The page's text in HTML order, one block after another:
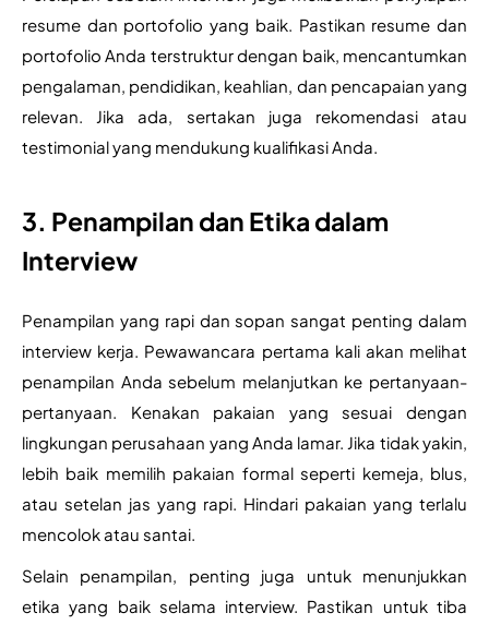
resume dan portofolio yang baik. Pastikan resume dan
portofolio Anda terstruktur dengan baik, mencantumkan
pengalaman, pendidikan, keahlian, dan pencapaian yang
relevan. Jika ada, sertakan juga rekomendasi atau
testimonial yang mendukung kualifikasi Anda.
3. Penampilan dan Etika dalam
Interview
Penampilan yang rapi dan sopan sangat penting dalam
interview kerja. Pewawancara pertama kali akan melihat
penampilan Anda sebelum melanjutkan ke pertanyaan-
pertanyaan. Kenakan pakaian yang sesuai dengan
lingkungan perusahaan yang Anda lamar. Jika tidak yakin,
lebih baik memilih pakaian formal seperti kemeja, blus,
atau setelan jas yang rapi. Hindari pakaian yang terlalu
mencolok atau santai.
Selain penampilan, penting juga untuk menunjukkan
etika yang baik selama interview. Pastikan untuk tiba